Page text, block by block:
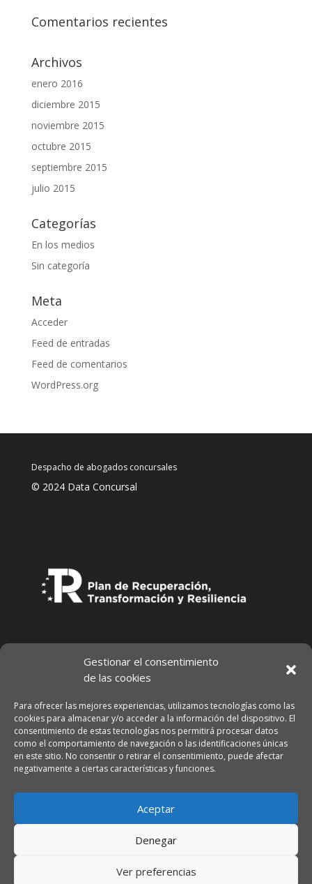
Gestionar el consentimiento
de las cookies
Para ofrecer las mejores experiencias, utilizamos tecnologías como las
cookies para almacenar y/o acceder a la información del dispositivo. El
consentimiento de estas tecnologías nos permitirá procesar datos
como el comportamiento de navegación o las identificaciones únicas
en este sitio. No consentir o retirar el consentimiento, puede afectar
negativamente a ciertas características y funciones.
Aceptar
Denegar
Ver preferencias
Comentarios recientes
Archivos
enero 2016
diciembre 2015
noviembre 2015
octubre 2015
septiembre 2015
julio 2015
Categorías
En los medios
Sin categoría
Meta
Acceder
Feed de entradas
Feed de comentarios
WordPress.org
Despacho de abogados concursales
© 2024 Data Concursal